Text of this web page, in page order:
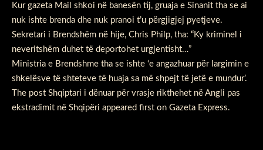
Kur gazeta Mail shkoi në banesën tij, gruaja e Sinanit tha se ai
nuk ishte brenda dhe nuk pranoi t’u përgjigjej pyetjeve.
Sekretari i Brendshëm në hije, Chris Philp, tha: “Ky kriminel i
neveritshëm duhet të deportohet urgjentisht…”
Ministria e Brendshme tha se ishte ‘e angazhuar për largimin e
shkelësve të shteteve të huaja sa më shpejt të jetë e mundur’.
The post Shqiptari i dënuar për vrasje rikthehet në Angli pas
ekstradimit në Shqipëri appeared first on Gazeta Express.